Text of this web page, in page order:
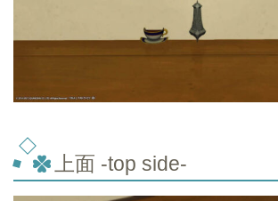
上面 -top side-